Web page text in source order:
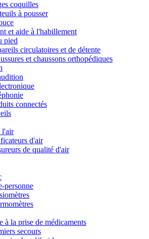
coquilles
à pousser
et aide à l'habillement
pied
circulatoires et de détente
et chaussons orthopédiques
connectés
l'air
d'air
de qualité d'air
personne
à la prise de médicaments
secours